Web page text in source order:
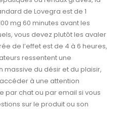
de Lovegra est de 1
mg 60 minutes avant les
vous devez plutôt les avaler
de l’effet est de 4 à 6 heures,
ressentent une
massive du désir et du plaisir,
à une attention
par chat ou par email si vous
sur le produit ou son